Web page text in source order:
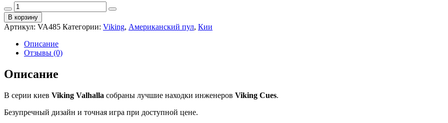
Кий
для
пула
2-
pc
"Viking
Valhalla
quantity
В корзину
Артикул: VA485 Категории: Viking, Американский пул, Кии
Описание
Отзывы (0)
Описание
В серии киев Viking Valhalla собраны лучшие находки инженеров Viking Cues.
Безупречный дизайн и точная игра при доступной цене.